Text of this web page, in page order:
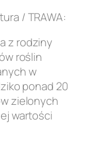
/ TRAWA:
z rodziny
roślin
w
ponad 20
zielonych
wartości